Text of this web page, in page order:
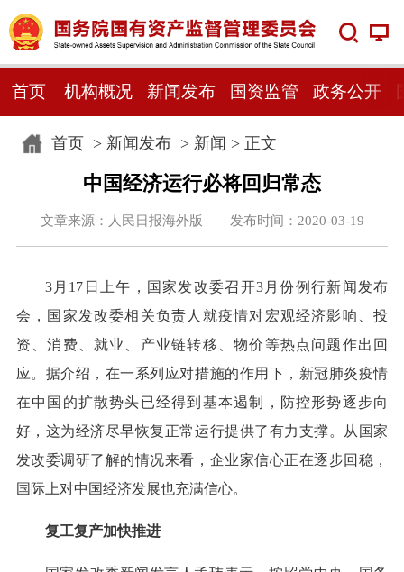
首页 机构概况 新闻发布 国资监管 政务公开
首页> 新闻发布> 新闻 > 正文
中国经济运行必将回归常态
文章来源：人民日报海外版 发布时间：2020-03-19
3月17日上午，国家发改委召开3月份例行新闻发布
会，国家发改委相关负责人就疫情对宏观经济影响、投
资、消费、就业、产业链转移、物价等热点问题作出回
应。据介绍，在一系列应对措施的作用下，新冠肺炎疫情
在中国的扩散势头已经得到基本遏制，防控形势逐步向
好，这为经济尽早恢复正常运行提供了有力支撑。从国家
发改委调研了解的情况来看，企业家信心正在逐步回稳，
国际上对中国经济发展也充满信心。
复工复产加快推进